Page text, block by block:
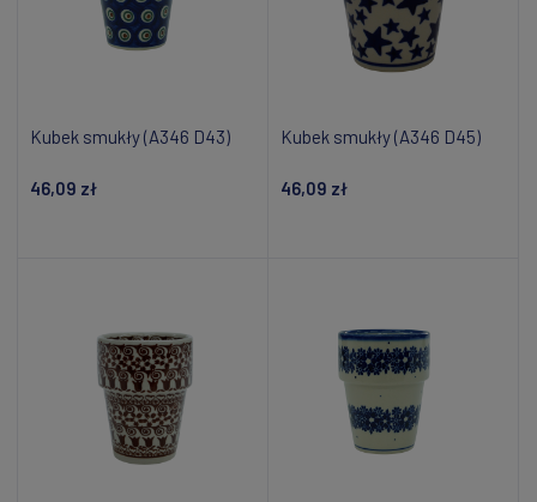
Kubek smukły (A346 D43)
46,09 zł
Kubek smukły (A346 D45)
46,09 zł